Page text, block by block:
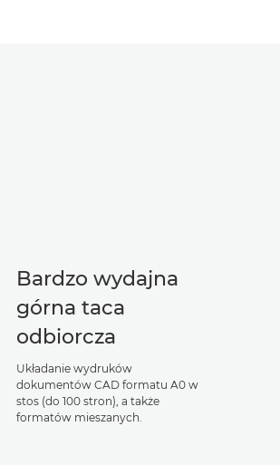
Bardzo wydajna
górna taca
odbiorcza
Układanie wydruków
dokumentów CAD formatu A0 w
stos (do 100 stron), a także
formatów mieszanych.